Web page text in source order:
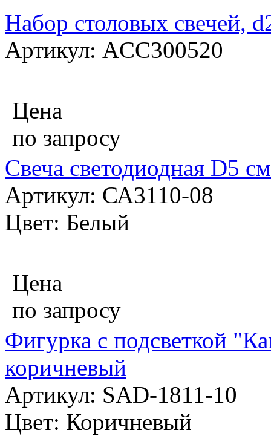
Набор столовых свечей,
Артикул: ACC300520
Цена
по запросу
Свеча светодиодная D5
Артикул: СА3110-08
Цвет: Белый
Цена
по запросу
Фигурка с подсветкой
коричневый
Артикул: SAD-1811-10
Цвет: Коричневый